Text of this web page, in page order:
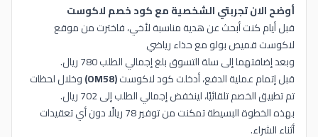
أوضح الان تجربتي الشخصية مع كود خصم لاكوست
قبل أيام كنت أبحث عن هدية مناسبة لأخي، فاخترت من موقع
لاكوست قميص بولو مع حذاء رياضي
وبعد إضافتهما إلى سلة التسوق بلغ إجمالي الطلب 780 ريال.
قبل إتمام عملية الدفع، أدخلت كود لاكوست(OM58)
وخلال لحظات
تم تطبيق الخصم تلقائيًا، لينخفض إجمالي الطلب إلى 702 ريال.
بهذه الخطوة البسيطة تمكنت من توفير 78 ريالًا دون أي تعقيدات
أثناء الشراء.